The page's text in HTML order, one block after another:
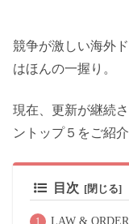
競争が激しい海外
はほんの一握り。
現在、更新が継続
ントップ５をご紹介
目次
LAW &